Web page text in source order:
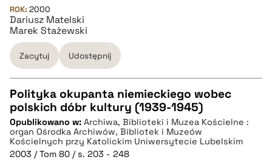
BIBTEX
pobierz cytat
ROK: 2000
Dariusz Matelski
Marek Stażewski
Zacytuj Udostępnij
CZYSTY TEKST
pobierz cytat
Polityka okupanta niemieckiego wobec
polskich dóbr kultury (1939-1945)
Opublikowano w: Archiwa, Biblioteki i Muzea Kościelne :
organ Ośrodka Archiwów, Bibliotek i Muzeów
Kościelnych przy Katolickim Uniwersytecie Lubelskim
2003 / Tom 80 / s. 203 - 248